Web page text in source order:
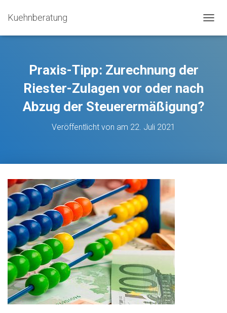
Kuehnberatung
A
Praxis-Tipp: Zurechnung der
Riester-Zulagen vor oder nach
Abzug der Steuerermäßigung?
Veröffentlicht von am 22. Juli 2021